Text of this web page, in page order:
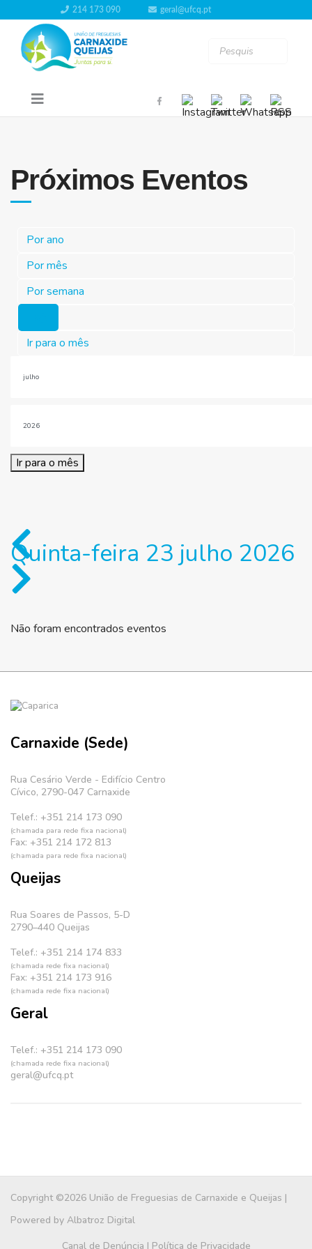
214 173 090 geral@ufcq.pt
Próximos Eventos
Por ano
Por mês
Por semana
Ir para o mês
Ir para o mês
Quinta-feira 23 julho 2026
Não foram encontrados eventos
Carnaxide (Sede)
Rua Cesário Verde - Edifício Centro
Cívico, 2790-047 Carnaxide
Telef.: +351 214 173 090
(chamada para rede fixa nacional)
Fax: +351 214 172 813
(chamada para rede fixa nacional)
Queijas
Rua Soares de Passos, 5-D
2790–440 Queijas
Telef.: +351 214 174 833
(chamada rede fixa nacional)
Fax: +351 214 173 916
(chamada rede fixa nacional)
Geral
Telef.: +351 214 173 090
(chamada rede fixa nacional)
geral@ufcq.pt
Copyright ©2026 União de Freguesias de Carnaxide e Queijas |
Powered by Albatroz Digital
Canal de Denúncia | Política de Privacidade